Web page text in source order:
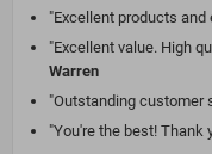
"Excellent products and
"Excellent value. High
Warren
"Outstanding customer
"You're the best! Thank